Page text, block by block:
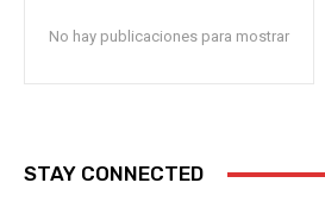
No hay publicaciones para mostrar
STAY CONNECTED